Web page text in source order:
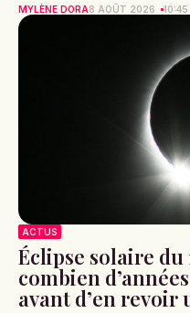
MYLÈNE DORA8 AOÛT 2026 10:45
ACTUS
Éclipse solaire du
combien
avant d’en revoir